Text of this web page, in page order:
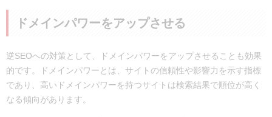
ドメインパワーをアップさせる
逆SEOへの対策として、ドメインパワーをアップさせることも効果
的です。ドメインパワーとは、サイトの信頼性や影響力を示す指標
であり、高いドメインパワーを持つサイトは検索結果で順位が高く
なる傾向があります。